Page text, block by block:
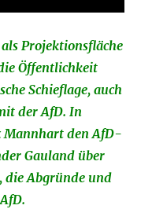
Projektionsfläche
Öffentlichkeit
Schieflage, auch
der AfD. In
Mannhart den AfD-
Gauland über
die Abgründe und